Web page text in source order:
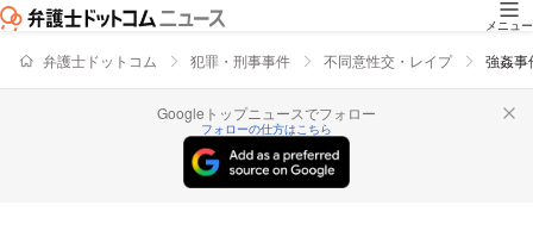
メニュー
弁護士ドットコム 犯罪・刑事事件 不同意性交・レイプ 強姦事
Googleトップニュースでフォロー
フォローの仕方はこちら